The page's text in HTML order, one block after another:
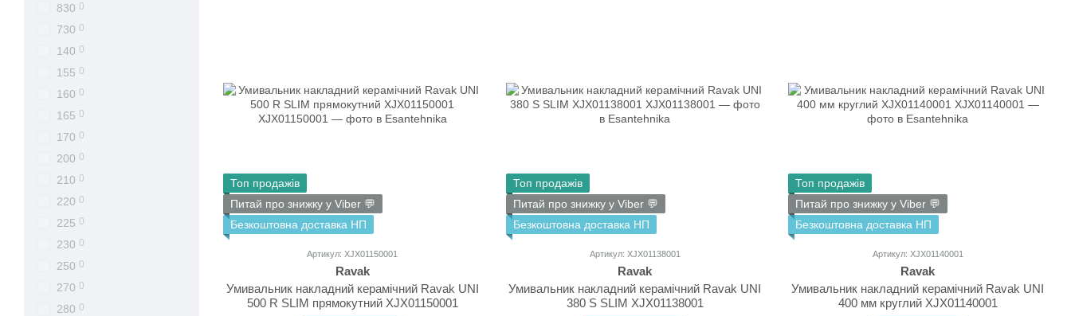
Топ продажів
Питай про знижку у Viber 💬
Безкоштовна доставка НП
Артикул: XJX01150001
Ravak
Умивальник накладний керамічний Ravak UNI
500 R SLIM прямокутний XJX01150001
Топ продажів
Питай про знижку у Viber 💬
Безкоштовна доставка НП
Артикул: XJX01138001
Ravak
Умивальник накладний керамічний Ravak UNI
380 S SLIM XJX01138001
Топ продажів
Питай про знижку у Viber 💬
Безкоштовна доставка НП
Артикул: XJX01140001
Ravak
Умивальник накладний керамічний Ravak UNI
400 мм круглий XJX01140001
830 0
730 0
140 0
155 0
160 0
165 0
170 0
200 0
210 0
220 0
225 0
230 0
250 0
270 0
280 0